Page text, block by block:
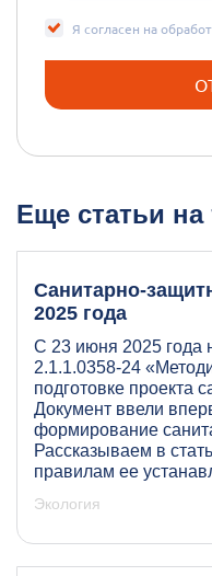
Я согласен на
Еще статьи на
Санитарно-
2025 года
С 23 июня 2025 года
2.1.1.0358-24
подготовке проекта
Документ ввели
формирование
Рассказываем в
правилам ее
Экология